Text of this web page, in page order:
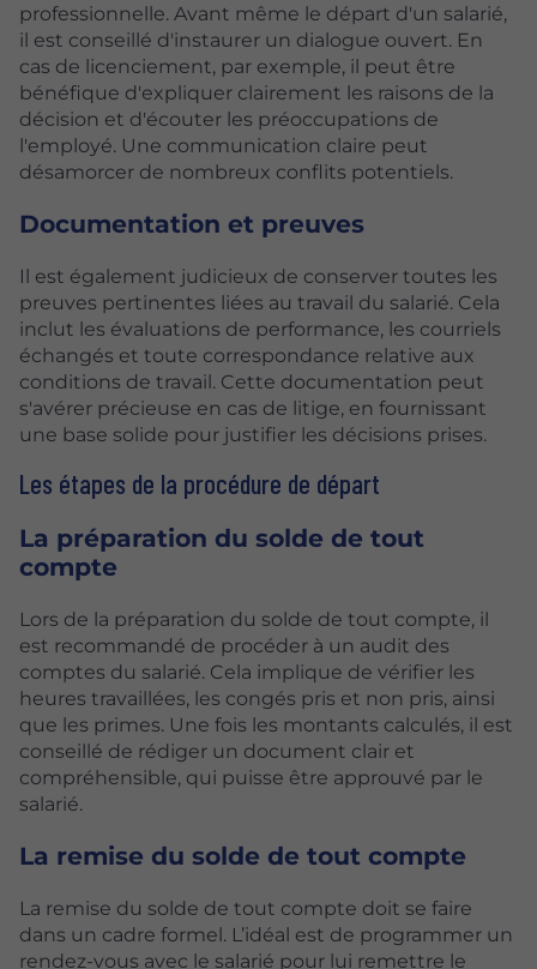
professionnelle. Avant même le départ d'un salarié,
il est conseillé d'instaurer un dialogue ouvert. En
cas de licenciement, par exemple, il peut être
bénéfique d'expliquer clairement les raisons de la
décision et d'écouter les préoccupations de
l'employé. Une communication claire peut
désamorcer de nombreux conflits potentiels.
Documentation et preuves
Il est également judicieux de conserver toutes les
preuves pertinentes liées au travail du salarié. Cela
inclut les évaluations de performance, les courriels
échangés et toute correspondance relative aux
conditions de travail. Cette documentation peut
s'avérer précieuse en cas de litige, en fournissant
une base solide pour justifier les décisions prises.
Les étapes de la procédure de départ
La préparation du solde de tout
compte
Lors de la préparation du solde de tout compte, il
est recommandé de procéder à un audit des
comptes du salarié. Cela implique de vérifier les
heures travaillées, les congés pris et non pris, ainsi
que les primes. Une fois les montants calculés, il est
conseillé de rédiger un document clair et
compréhensible, qui puisse être approuvé par le
salarié.
La remise du solde de tout compte
La remise du solde de tout compte doit se faire
dans un cadre formel. L’idéal est de programmer un
rendez-vous avec le salarié pour lui remettre le